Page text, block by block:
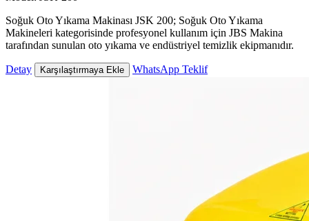
Soğuk Oto Yıkama Makinası JSK 200; Soğuk Oto Yıkama
Makineleri kategorisinde profesyonel kullanım için JBS Makina
tarafından sunulan oto yıkama ve endüstriyel temizlik ekipmanıdır.
Detay Karşılaştırmaya Ekle WhatsApp Teklif